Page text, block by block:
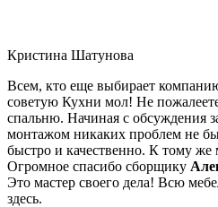
Кристина Шатунова
Всем, кто еще выбирает
советую Кухни мол! Не
спальню. Начиная с обсуждения
монтажом никаких проблем не
быстро и качественно. К тому же
Огромное спасибо сборщику
Это мастер своего дела! Всю
здесь.